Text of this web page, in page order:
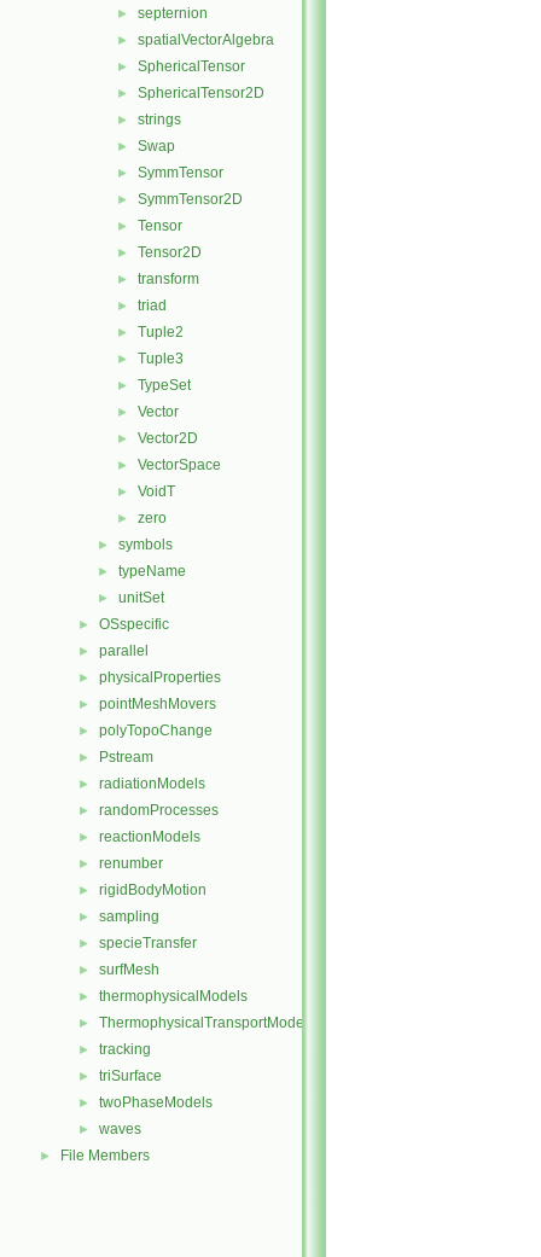
► septernion
► spatialVectorAlgebra
► SphericalTensor
► SphericalTensor2D
► strings
► Swap
► SymmTensor
► SymmTensor2D
► Tensor
► Tensor2D
► transform
► triad
► Tuple2
► Tuple3
► TypeSet
► Vector
► Vector2D
► VectorSpace
► VoidT
► zero
► symbols
► typeName
► unitSet
► OSspecific
► parallel
► physicalProperties
► pointMeshMovers
► polyTopoChange
► Pstream
► radiationModels
► randomProcesses
► reactionModels
► renumber
► rigidBodyMotion
► sampling
► specieTransfer
► surfMesh
► thermophysicalModels
► ThermophysicalTransportModels
► tracking
► triSurface
► twoPhaseModels
► waves
► File Members